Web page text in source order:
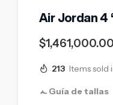
Air Jordan 4
$1,461,000.00
213 Items sold
Guía de tallas